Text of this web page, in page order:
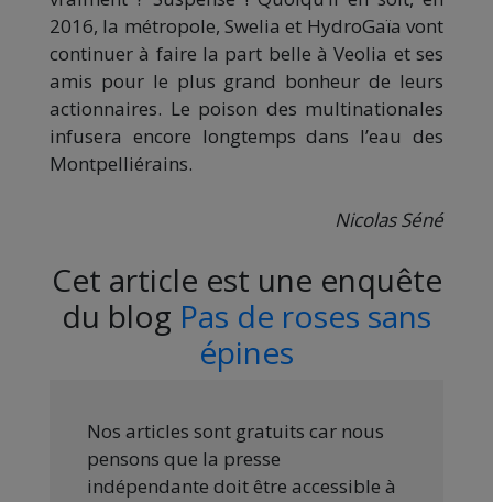
2016, la métropole, Swelia et HydroGaïa vont
continuer à faire la part belle à Veolia et ses
amis pour le plus grand bonheur de leurs
actionnaires. Le poison des multinationales
infusera encore longtemps dans l’eau des
Montpelliérains.
Nicolas Séné
Cet article est une enquête
du blog Pas de roses sans
épines
Nos articles sont gratuits car nous
pensons que la presse
indépendante doit être accessible à